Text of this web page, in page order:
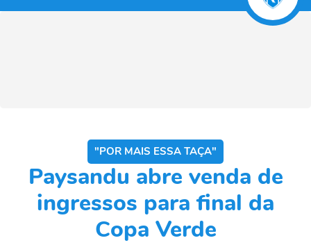
"POR MAIS ESSA TAÇA"
Paysandu abre venda de
ingressos para final da
Copa Verde